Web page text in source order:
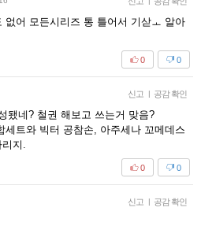
없어 모든시리즈 통 틀어서 기삳ㅗ 알아
0
0
신고 | 공감 확인
됐네? 철권 해보고 쓰는거 맞음?
세트와 빅터 공참손, 아주세나 꼬메데스
지.
0
0
신고 | 공감 확인